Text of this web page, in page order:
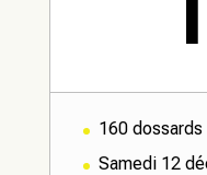
160 dossards
Samedi 12